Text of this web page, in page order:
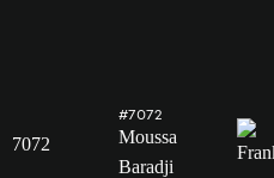
7072
#7072
Moussa
Baradji